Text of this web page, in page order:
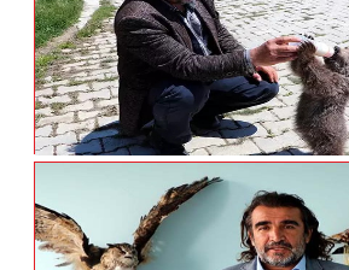
Tedavileri Tamamlanan
Kartalı Doğaya
Rehabilitasyon Merkezi